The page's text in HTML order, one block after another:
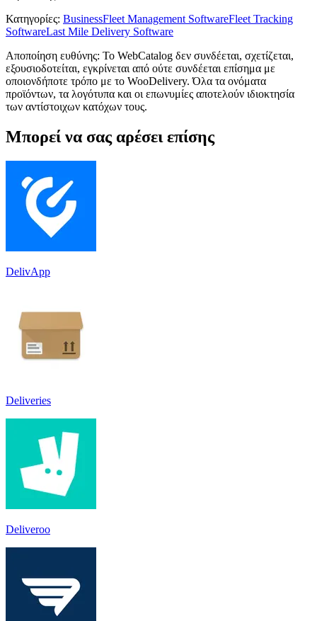
Κατηγορίες: BusinessFleet Management SoftwareFleet Tracking
SoftwareLast Mile Delivery Software
Αποποίηση ευθύνης: Το WebCatalog δεν συνδέεται, σχετίζεται,
εξουσιοδοτείται, εγκρίνεται από ούτε συνδέεται επίσημα με
οποιονδήποτε τρόπο με το WooDelivery. Όλα τα ονόματα
προϊόντων, τα λογότυπα και οι επωνυμίες αποτελούν ιδιοκτησία
των αντίστοιχων κατόχων τους.
Μπορεί να σας αρέσει επίσης
DelivApp
Deliveries
Deliveroo